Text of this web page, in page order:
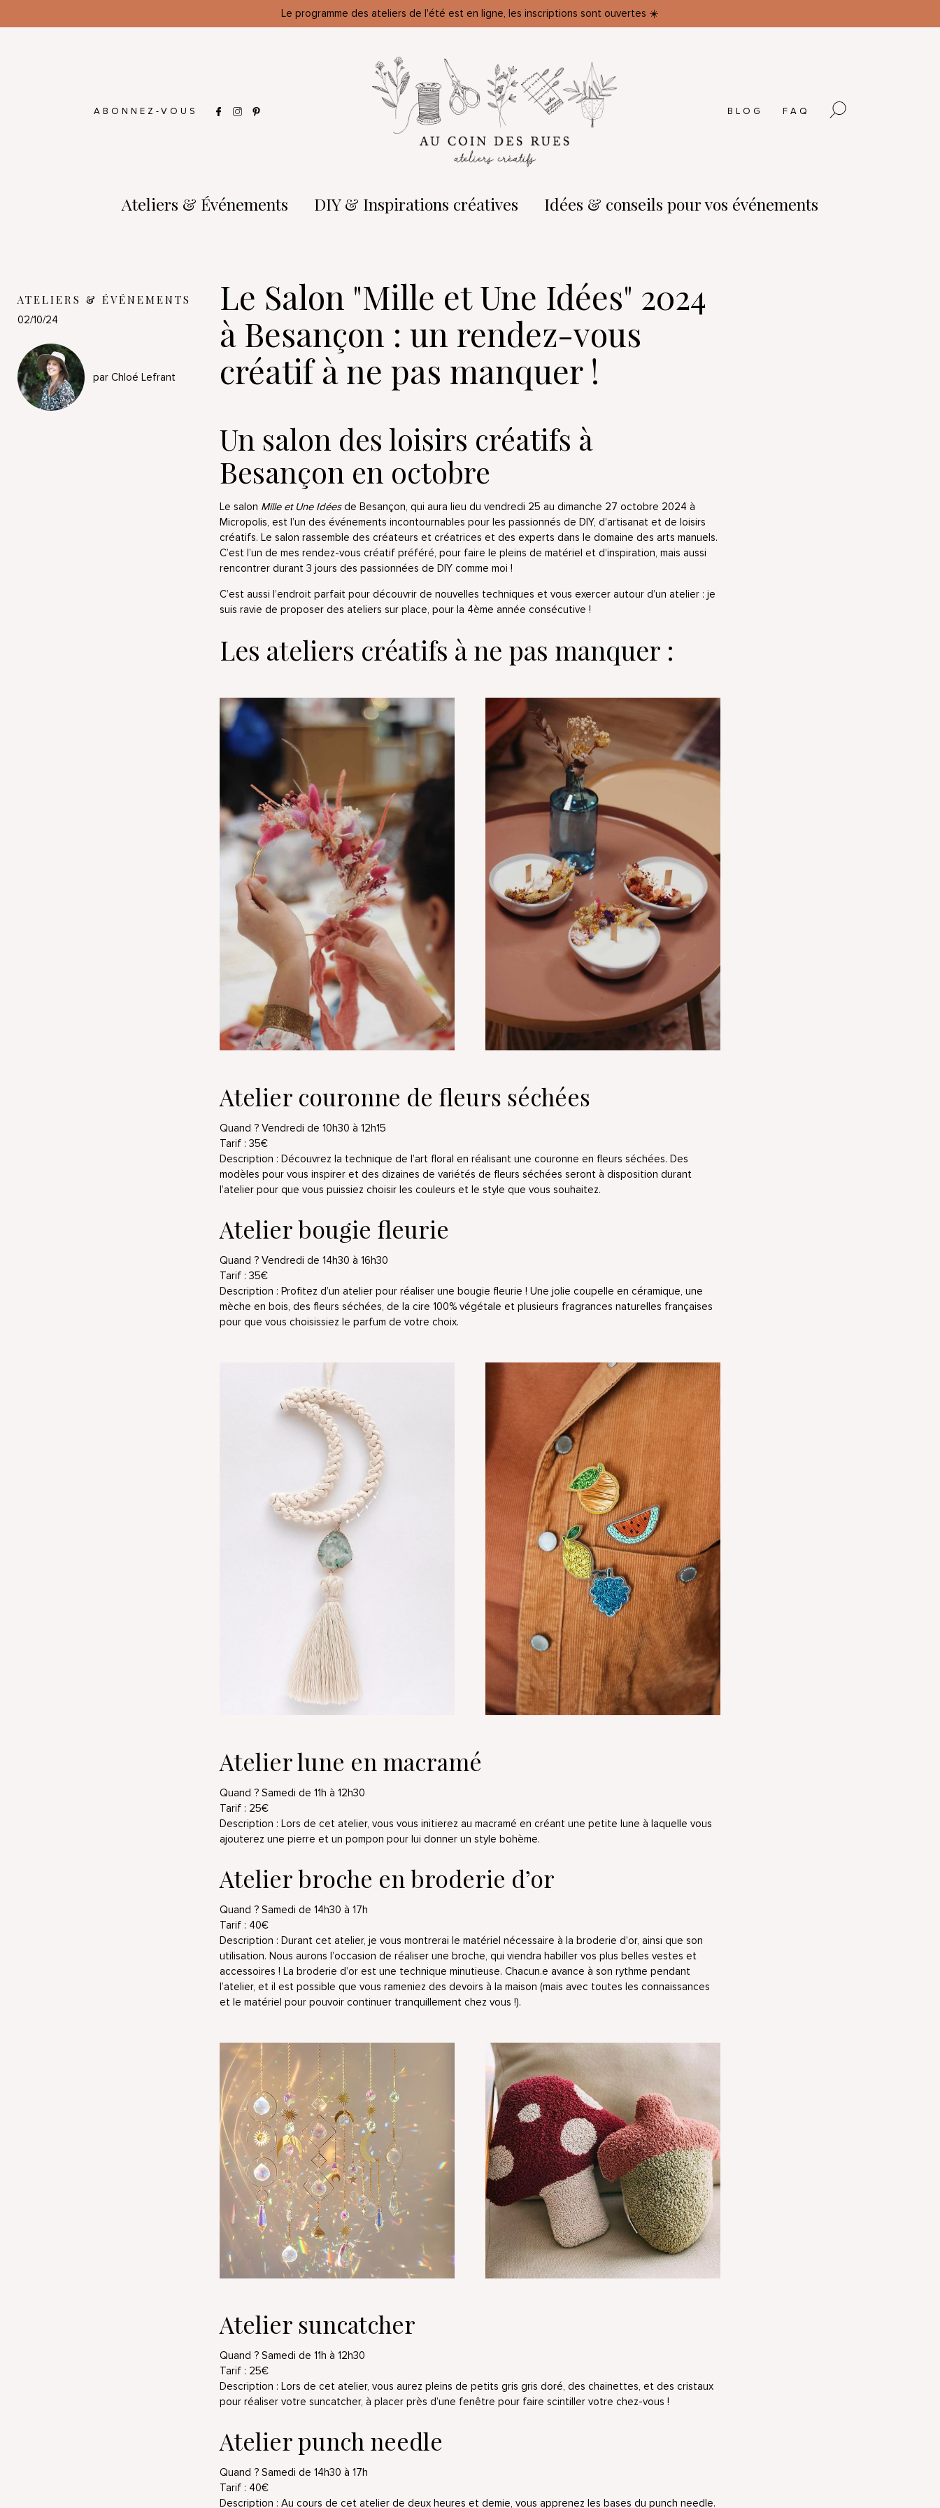
Le programme des ateliers de l'été est en ligne, les inscriptions sont ouvertes ☀️
ABONNEZ-VOUS BLOG FAQ
Ateliers & Événements DIY & Inspirations créatives Idées & conseils pour vos événements
ATELIERS & ÉVÉNEMENTS
02/10/24
par Chloé Lefrant
Le Salon "Mille et Une Idées" 2024
à Besançon : un rendez-vous
créatif à ne pas manquer !
Un salon des loisirs créatifs à
Besançon en octobre
Le salon Mille et Une Idéesde Besançon, qui aura lieu du vendredi 25 au dimanche 27 octobre 2024 à
Micropolis, est l’un des événements incontournables pour les passionnés de DIY, d’artisanat et de loisirs
créatifs. Le salon rassemble des créateurs et créatrices et des experts dans le domaine des arts manuels.
C’est l’un de mes rendez-vous créatif préféré, pour faire le pleins de matériel et d’inspiration, mais aussi
rencontrer durant 3 jours des passionnées de DIY comme moi !
C’est aussi l’endroit parfait pour découvrir de nouvelles techniques et vous exercer autour d’un atelier : je
suis ravie de proposer des ateliers sur place, pour la 4ème année consécutive !
Les ateliers créatifs à ne pas manquer :
Atelier couronne de fleurs séchées
Quand ? Vendredi de 10h30 à 12h15
Tarif : 35€
Description : Découvrez la technique de l’art floral en réalisant une couronne en fleurs séchées. Des
modèles pour vous inspirer et des dizaines de variétés de fleurs séchées seront à disposition durant
l’atelier pour que vous puissiez choisir les couleurs et le style que vous souhaitez.
Atelier bougie fleurie
Quand ? Vendredi de 14h30 à 16h30
Tarif : 35€
Description : Profitez d’un atelier pour réaliser une bougie fleurie ! Une jolie coupelle en céramique, une
mèche en bois, des fleurs séchées, de la cire 100% végétale et plusieurs fragrances naturelles françaises
pour que vous choisissiez le parfum de votre choix.
Atelier lune en macramé
Quand ? Samedi de 11h à 12h30
Tarif : 25€
Description : Lors de cet atelier, vous vous initierez au macramé en créant une petite lune à laquelle vous
ajouterez une pierre et un pompon pour lui donner un style bohème.
Atelier broche en broderie d’or
Quand ? Samedi de 14h30 à 17h
Tarif : 40€
Description : Durant cet atelier, je vous montrerai le matériel nécessaire à la broderie d’or, ainsi que son
utilisation. Nous aurons l’occasion de réaliser une broche, qui viendra habiller vos plus belles vestes et
accessoires ! La broderie d’or est une technique minutieuse. Chacun.e avance à son rythme pendant
l’atelier, et il est possible que vous rameniez des devoirs à la maison (mais avec toutes les connaissances
et le matériel pour pouvoir continuer tranquillement chez vous !).
Atelier suncatcher
Quand ? Samedi de 11h à 12h30
Tarif : 25€
Description : Lors de cet atelier, vous aurez pleins de petits gris gris doré, des chainettes, et des cristaux
pour réaliser votre suncatcher, à placer près d’une fenêtre pour faire scintiller votre chez-vous !
Atelier punch needle
Quand ? Samedi de 14h30 à 17h
Tarif : 40€
Description : Au cours de cet atelier de deux heures et demie, vous apprenez les bases du punch needle.